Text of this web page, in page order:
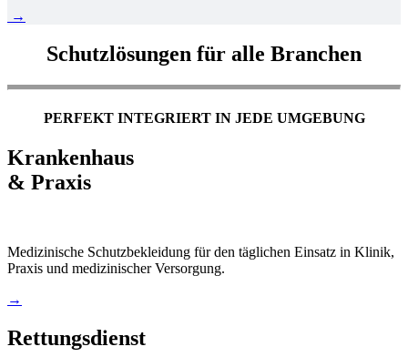
→
Schutzlösungen für alle Branchen
PERFEKT INTEGRIERT IN JEDE UMGEBUNG
Krankenhaus
& Praxis
Medizinische Schutzbekleidung für den täglichen Einsatz in Klinik,
Praxis und medizinischer Versorgung.
→
Rettungsdienst